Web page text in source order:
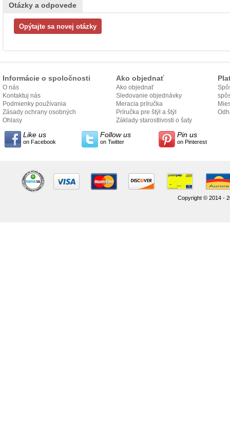
Otázky a odpovede
Informácie o spoločnosti
O nás
Kontaktuj nás
Podmienky používania
Zásady ochrany osobných
údajov
Ohlasy
Ako objednať
Ako objednať
Sledovanie objednávky
Meracia príručka
Príručka pre štýl a štýl
Základy starostlivosti o šaty
Like us
on Facebook
Follow us
on Twitter
Pin us
on Pinterest
Copyright © 2014 -